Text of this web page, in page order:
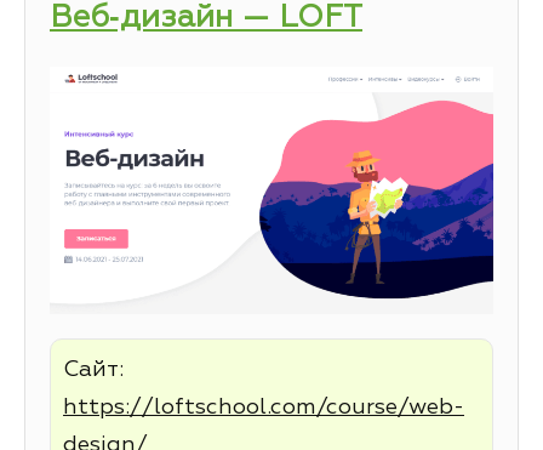
Веб‑дизайн — LOFT
Сайт:
https://loftschool.com/course/web-
design/